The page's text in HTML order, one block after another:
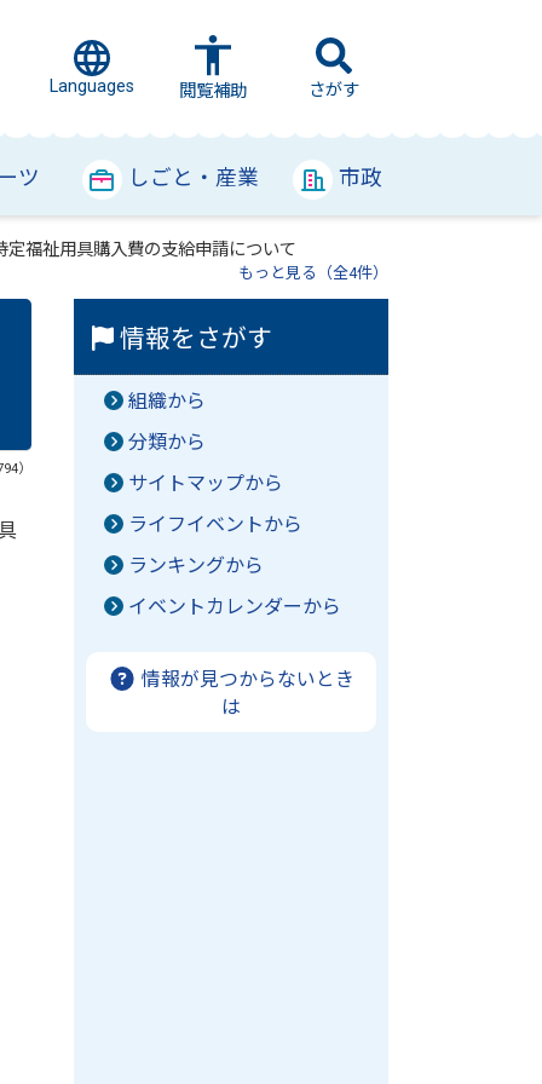
Languages 閲覧補助 さがす
ツ しごと・産業 市政
定福祉用具購入費の支給申請について
もっと見る（全4件）
）
情報をさがす
組織から
分類から
サイトマップから
ライフイベントから
ランキングから
イベントカレンダーから
情報が見つからないとき
は